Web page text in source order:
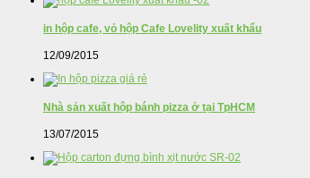
in hộp cafe, vỏ hộp Cafe Lovelity xuất khẩu
12/09/2015
Nhà sản xuất hộp bánh pizza ở tại TpHCM
13/07/2015